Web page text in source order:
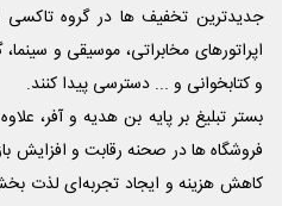
جدیدترین تخفیف ها در گروه تاکسی
اپراتورهای مخابراتی، موسیقی و
و کتابخوانی و ... دسترسی پیدا کنند.
بستر تبلیغ بر پایه بن هدیه و آفر،
فروشگاه ها در صحنه رقابت و افزایش
کاهش هزینه و ایجاد تجربه‌ای لذت